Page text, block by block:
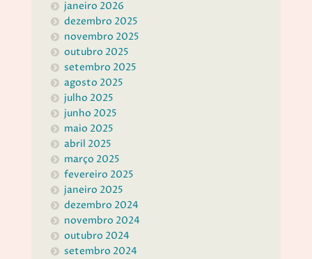
janeiro 2026
dezembro 2025
novembro 2025
outubro 2025
setembro 2025
agosto 2025
julho 2025
junho 2025
maio 2025
abril 2025
março 2025
fevereiro 2025
janeiro 2025
dezembro 2024
novembro 2024
outubro 2024
setembro 2024